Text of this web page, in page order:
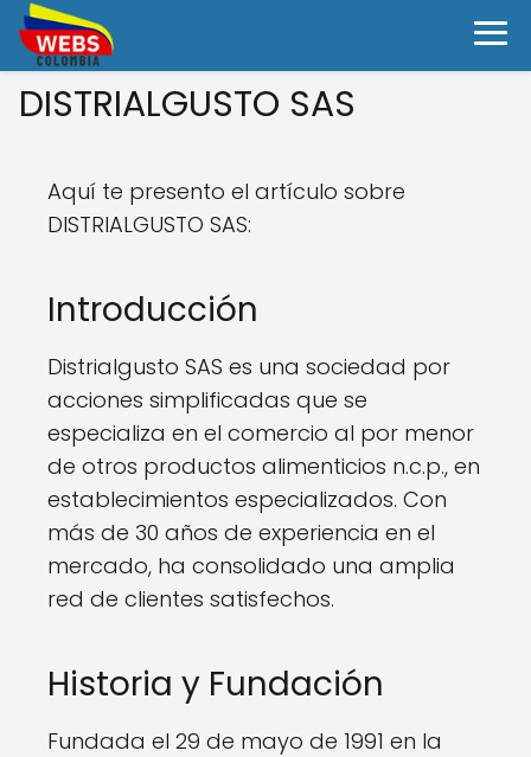
DISTRIALGUSTO SAS
Aquí te presento el artículo sobre
DISTRIALGUSTO SAS:
Introducción
Distrialgusto SAS es una sociedad por
acciones simplificadas que se
especializa en el comercio al por menor
de otros productos alimenticios n.c.p., en
establecimientos especializados. Con
más de 30 años de experiencia en el
mercado, ha consolidado una amplia
red de clientes satisfechos.
Historia y Fundación
Fundada el 29 de mayo de 1991 en la